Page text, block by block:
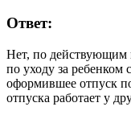
Ответ:
Нет, по действующим
по уходу за ребенком
оформившее отпуск
отпуска работает у